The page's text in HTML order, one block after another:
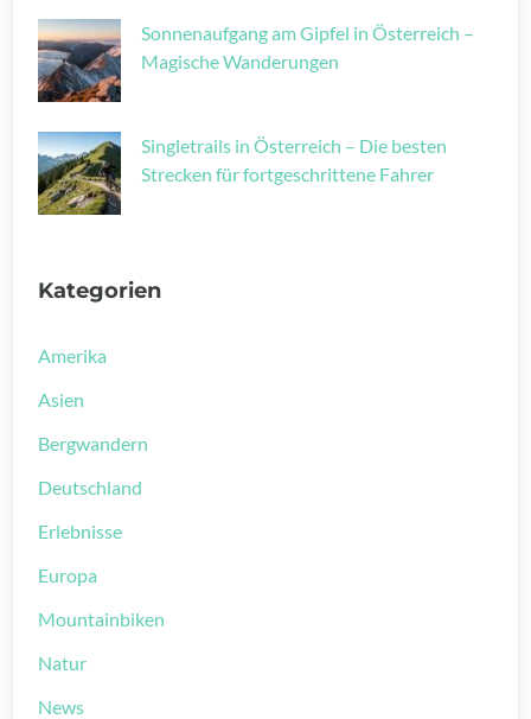
Sonnenaufgang am Gipfel in Österreich –
Magische Wanderungen
Singletrails in Österreich – Die besten
Strecken für fortgeschrittene Fahrer
Kategorien
Amerika
Asien
Bergwandern
Deutschland
Erlebnisse
Europa
Mountainbiken
Natur
News